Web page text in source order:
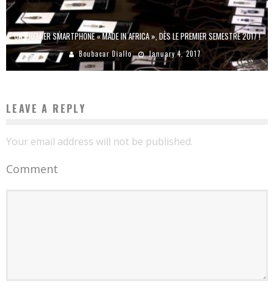
UN PREMIER SMARTPHONE « MADE IN AFRICA », DÈS LE PREMIER SEMESTRE 2017 !
Boubacar Diallo January 4, 2017
LEAVE A REPLY
Your email address will not be published.
Comment